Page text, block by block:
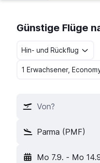
Günstige Flüge
Hin- und Rückflug
1 Erwachsener,
Von?
Parma (PMF)
Mo 7.9. - Mo